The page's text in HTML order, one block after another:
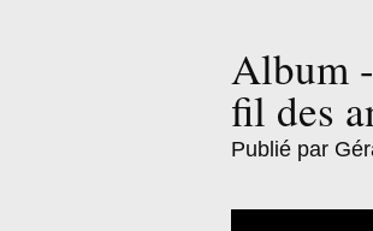
Album
fil des
Publié par